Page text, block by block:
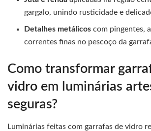
gargalo, unindo rusticidade e
Detalhes metálicos com pingentes,
correntes finas no pescoço da
Como transformar
vidro em luminárias
seguras?
Luminárias feitas com garrafas de vidro